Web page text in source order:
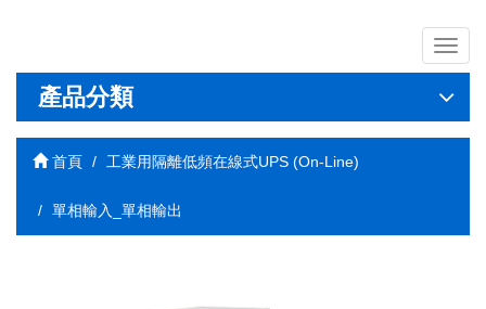
導
覽
列
關
產品分類
首頁 工業用隔離低頻在線式UPS (On-Line)
單相輸入_單相輸出